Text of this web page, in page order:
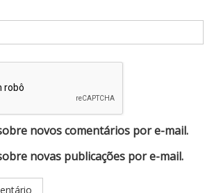
novos comentários por e-mail.
novas publicações por e-mail.